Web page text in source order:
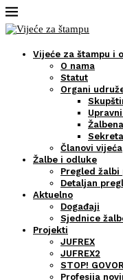
Vijeće za štampu i
O nama
Statut
Organi
Članovi vijeća
Žalbe i odluke
Pregled žalbi
Detaljan
Aktuelno
Događaji
Sjednice
Projekti
JUFREX
JUFREX2
STOP!
Profesija